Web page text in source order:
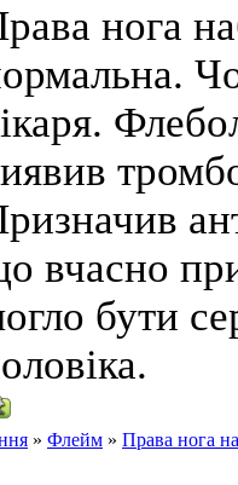
нога
вчасно
бути
» Флейм » Права нога